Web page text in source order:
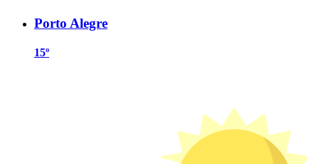
Porto Alegre
15º